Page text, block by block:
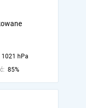
1021 hPa
85%